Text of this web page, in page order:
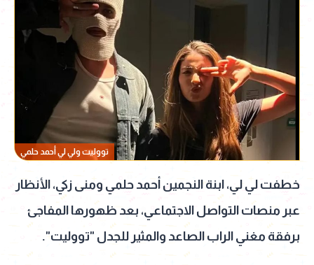
تووليت ولي لي أحمد حلمي
خطفت لي لي، ابنة النجمين أحمد حلمي ومنى زكي، الأنظار
عبر منصات التواصل الاجتماعي، بعد ظهورها المفاجئ
برفقة مغني الراب الصاعد والمثير للجدل "تووليت".